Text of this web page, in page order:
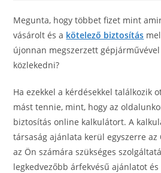
Megunta, hogy többet fizet mint
vásárolt és a kötelező biztosítás
újonnan megszerzett
közlekedni?
Ha ezekkel a kérdésekkel találkozik
mást tennie, mint, hogy az
biztosítás online kalkulátort. A
társaság ajánlata kerül egyszerre az
az Ön számára szükséges
legkedvezőbb árfekvésű ajánlatot és